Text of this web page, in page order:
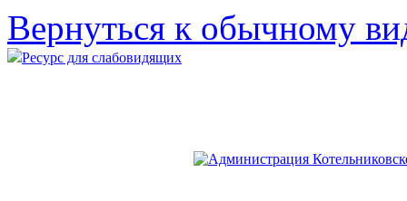
Вернуться к обычному
Ресурс для слабовидящих